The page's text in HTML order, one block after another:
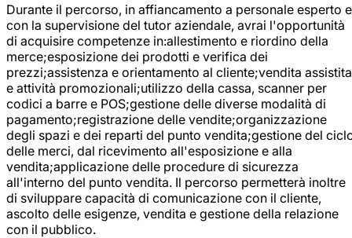
Durante il percorso, in affiancamento a personale esperto e
con la supervisione del tutor aziendale, avrai l'opportunità
di acquisire competenze in:allestimento e riordino della
merce;esposizione dei prodotti e verifica dei
prezzi;assistenza e orientamento al cliente;vendita assistita
e attività promozionali;utilizzo della cassa, scanner per
codici a barre e POS;gestione delle diverse modalità di
pagamento;registrazione delle vendite;organizzazione
degli spazi e dei reparti del punto vendita;gestione del
delle merci, dal ricevimento all'esposizione e alla
vendita;applicazione delle procedure di sicurezza
all'interno del punto vendita. Il percorso permetterà inoltre
di sviluppare capacità di comunicazione con il cliente,
ascolto delle esigenze, vendita e gestione della relazione
con il pubblico.